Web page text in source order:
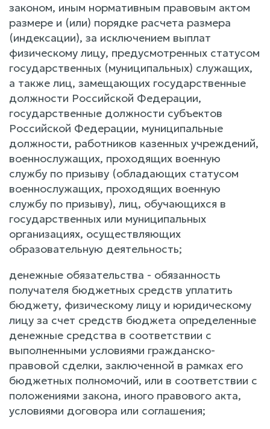
законом, иным нормативным правовым актом
размере и (или) порядке расчета размера
(индексации), за исключением выплат
физическому лицу, предусмотренных статусом
государственных (муниципальных) служащих,
а также лиц, замещающих государственные
должности Российской Федерации,
государственные должности субъектов
Российской Федерации, муниципальные
должности, работников казенных учреждений,
военнослужащих, проходящих военную
службу по призыву (обладающих статусом
военнослужащих, проходящих военную
службу по призыву), лиц, обучающихся в
государственных или муниципальных
организациях, осуществляющих
образовательную деятельность;
денежные обязательства - обязанность
получателя бюджетных средств уплатить
бюджету, физическому лицу и юридическому
лицу за счет средств бюджета определенные
денежные средства в соответствии с
выполненными условиями гражданско-
правовой сделки, заключенной в рамках его
бюджетных полномочий, или в соответствии с
положениями закона, иного правового акта,
условиями договора или соглашения;